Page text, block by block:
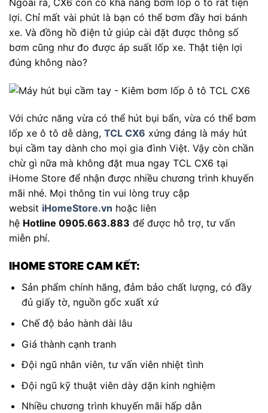
lợi. Chỉ mất vài phút là bạn có thể bơm đầy hơi bánh
xe. Và đồng hồ điện tử giúp cài đặt được thông số
bơm cũng như đo được áp suất lốp xe. Thật tiện lợi
đúng không nào?
Với chức năng vừa có thể hút bụi bẩn, vừa có thể bơm
lốp xe ô tô dễ dàng, TCL CX6 xứng đáng là máy hút
bụi cầm tay dành cho mọi gia đình Việt. Vậy còn chần
chừ gì nữa mà không đặt mua ngay TCL CX6 tại
iHome Store để nhận được nhiều chương trình khuyến
mãi nhé. Mọi thông tin vui lòng truy cập
websit iHomeStore.vn hoặc liên
hệ Hotline 0905.663.883 để được hỗ trợ, tư vấn
miễn phí.
IHOME STORE CAM KẾT:
Sản phẩm chính hãng, đảm bảo chất lượng, có đầy
đủ giấy tờ, nguồn gốc xuất xứ
Chế độ bảo hành dài lâu
Giá thành cạnh tranh
Đội ngũ nhân viên, tư vấn viên nhiệt tình
Đội ngũ kỹ thuật viên dày dặn kinh nghiệm
Nhiều chương trình khuyến mãi hấp dẫn